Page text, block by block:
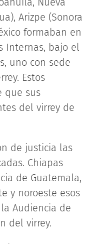
Arizpe (Sonora
formaban en
Internas, bajo el
uno con sede
Estos
que sus
del virrey de
de justicia las
Chiapas
de Guatemala,
y noroeste esos
Audiencia de
del virrey.